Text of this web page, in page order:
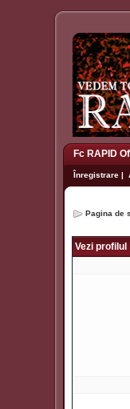
Fc RAPID
Înregistrare |
Pagina de
Vezi